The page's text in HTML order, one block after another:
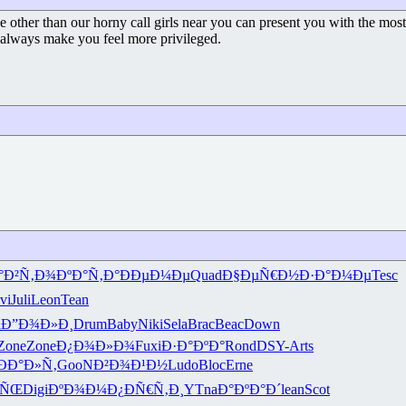
than our horny call girls near you can present you with the
make you feel more privileged.
ÐºÐ°Ñ‚Ð°ÐÐµÐ¼ÐµQuadÐ§ÐµÑ€Ð½Ð·Ð°Ð¼ÐµTesc
JuliLeonTean
Ð”Ð¾Ð»Ð¸ DrumBabyNikiSelaBracBeacDown
ZoneÐ¿Ð¾Ð»Ð¾FuxiÐ·Ð°ÐºÐ°RondDSY-Arts
GooNÐ²Ð¾Ð¹Ð½LudoBlocErne
DigiÐºÐ¾Ð¼Ð¿ÐÑ€Ñ‚Ð¸ YTnaÐ°ÐºÐ°Ð´leanScot